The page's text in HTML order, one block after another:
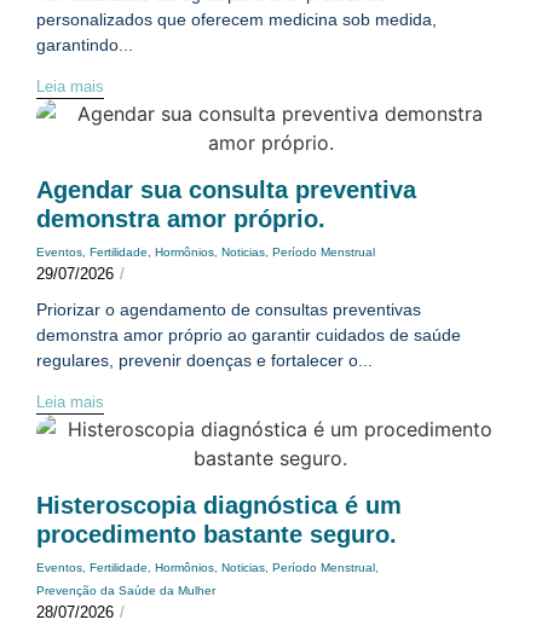
personalizados que oferecem medicina sob medida,
garantindo...
Leia mais
Agendar sua consulta preventiva
demonstra amor próprio.
Eventos, Fertilidade, Hormônios, Noticias, Período Menstrual
29/07/2026 /
Priorizar o agendamento de consultas preventivas
demonstra amor próprio ao garantir cuidados de saúde
regulares, prevenir doenças e fortalecer o...
Leia mais
Histeroscopia diagnóstica é um
procedimento bastante seguro.
Eventos, Fertilidade, Hormônios, Noticias, Período Menstrual,
Prevenção da Saúde da Mulher
28/07/2026 /